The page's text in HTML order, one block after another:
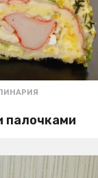
палочками